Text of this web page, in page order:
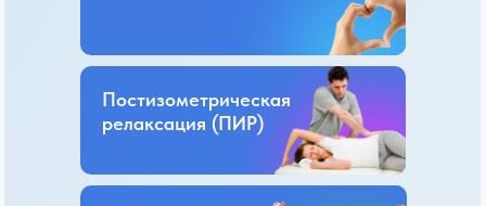
Постизометрическая
релаксация (ПИР)